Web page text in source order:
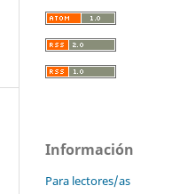
Información
Para lectores/as